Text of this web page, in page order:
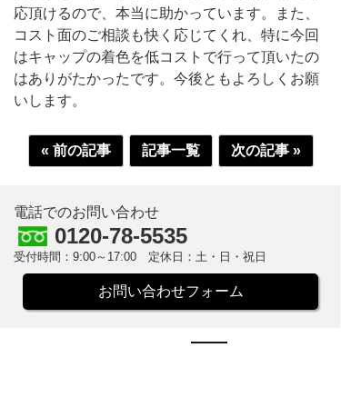
応頂けるので、本当に助かっています。また、
コスト面のご相談も快く応じてくれ、特に今回
はキャップの着色を低コストで行って頂いたの
はありがたかったです。今後ともよろしくお願
いします。
« 前の記事 記事一覧 次の記事 »
電話でのお問い合わせ
0120-78-5535
受付時間：9:00～17:00 定休日：土・日・祝日
お問い合わせフォーム